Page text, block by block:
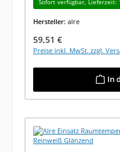
Sofort verfügbar, Lieferzeit:
Hersteller: alre
Regulärer Preis:
59,51 €
Preise inkl. MwSt. zzgl.
In